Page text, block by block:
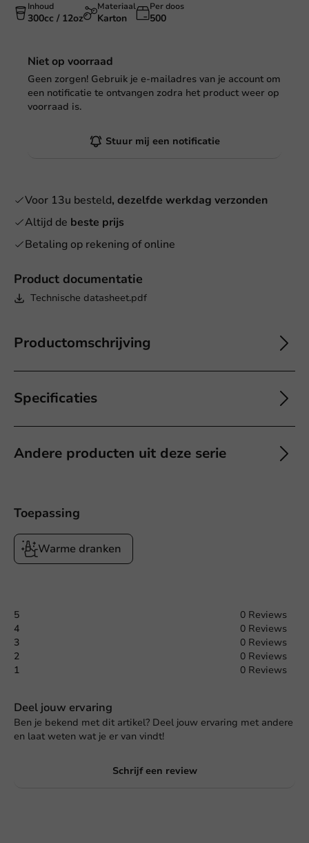
Product documentatie
Technische datasheet.pdf
Productomschrijving
Specificaties
Andere producten uit deze serie
Inhoud
300cc / 12oz
Materiaal
Karton
Per doos
500
Niet op voorraad
Geen zorgen! Gebruik je e-mailadres van je account om
een notificatie te ontvangen zodra het product weer op
voorraad is.
Stuur mij een notificatie
Voor 13u besteld, dezelfde werkdag verzonden
Altijd de beste prijs
Betaling op rekening of online
Toepassing
Warme dranken
5
0 Reviews
4
0 Reviews
3
0 Reviews
2
0 Reviews
1
0 Reviews
Deel jouw ervaring
Ben je bekend met dit artikel? Deel jouw ervaring met andere
en laat weten wat je er van vindt!
Schrijf een review